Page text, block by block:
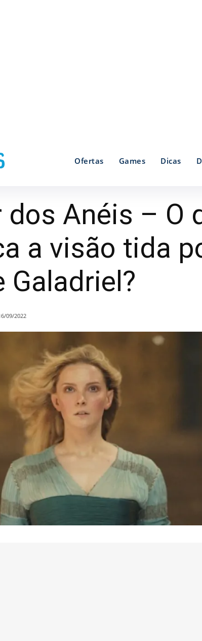
Ofertas Games Dicas
dos Anéis – O
a visão tida
Galadriel?
09/2022